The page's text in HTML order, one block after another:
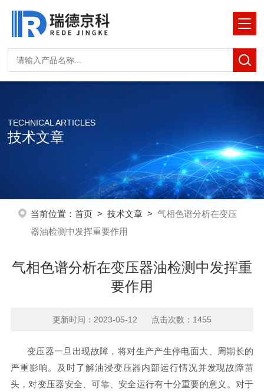
TECHNICAL ARTICLES
技术文章
当前位置： 首页> 技术文章> 气相色谱分析在变压
器油检测中发挥重要作用
气相色谱分析在变压器油检测中发挥重
要作用
更新时间：2023-05-12 点击次数：1455
变压器一旦出现故障，将对生产产生停电面大、周期长的
严重影响。及时了解油浸变压器内部运行情况并发现故障苗
头，对变压器安全、可靠、安全运行有十分重要的意义。对于